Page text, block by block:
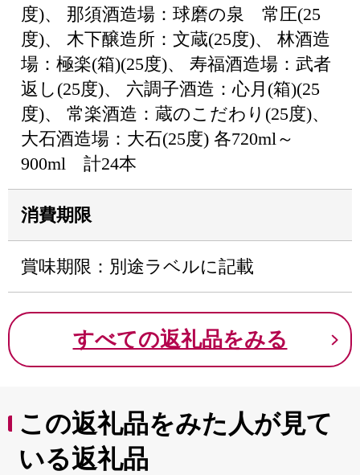
度)、 那須酒造場：球磨の泉 常圧(25
度)、 木下醸造所：文蔵(25度)、 林酒造
場：極楽(箱)(25度)、 寿福酒造場：武者
返し(25度)、 六調子酒造：心月(箱)(25
度)、 常楽酒造：蔵のこだわり(25度)、
大石酒造場：大石(25度) 各720ml～
900ml 計24本
消費期限
賞味期限：別途ラベルに記載
すべての返礼品をみる
この返礼品をみた人が見て
いる返礼品